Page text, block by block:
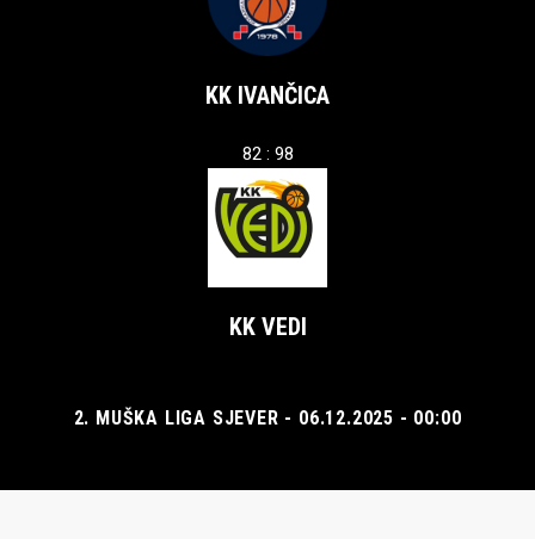
KK IVANČICA
82 : 98
KK VEDI
2. MUŠKA LIGA SJEVER - 06.12.2025 - 00:00